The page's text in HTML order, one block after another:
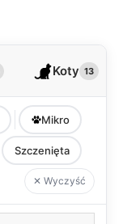
Koty 13
Mikro
Szczenięta
✕ Wyczyść